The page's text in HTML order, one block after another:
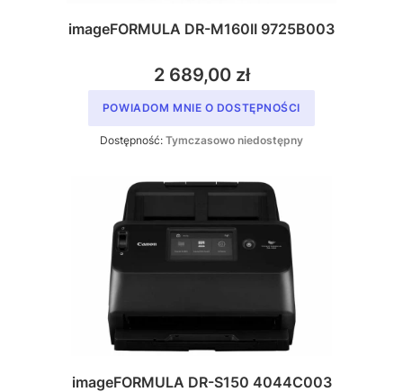
imageFORMULA DR-M160II 9725B003
2 689,00 zł
POWIADOM MNIE O DOSTĘPNOŚCI
Dostępność: Tymczasowo niedostępny
imageFORMULA DR-S150 4044C003